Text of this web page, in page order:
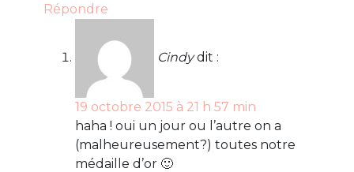
Répondre
Cindy dit :
19 octobre 2015 à 21 h 57 min
haha ! oui un jour ou l’autre on a
(malheureusement?) toutes notre
médaille d’or 🙂